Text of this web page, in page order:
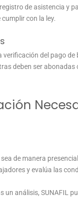
de asistencia y
con la ley.
del pago de
deben ser abonadas
de manera
y evalúa las
un análisis, SUNAFIL